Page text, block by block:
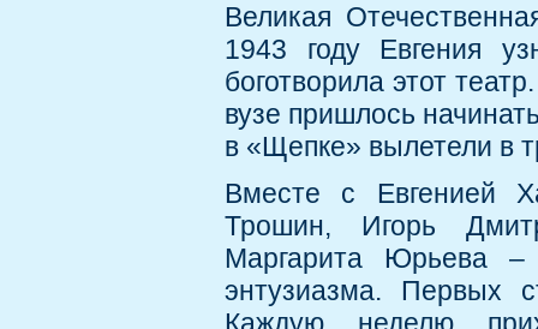
Великая
1943 году Евгения
боготворила этот
вузе пришлось
в «Щепке» вылетели в
Вместе с Евгенией
Трошин, Игорь
Маргарита Юрьева
энтузиазма. Первых